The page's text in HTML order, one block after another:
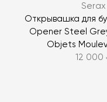
Serax
Открывашка для
Opener Steel
Objets
12 000